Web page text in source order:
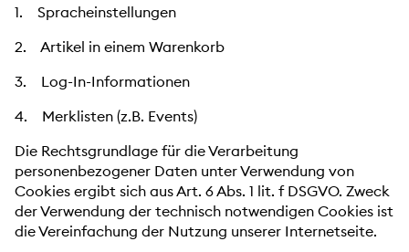
1. Spracheinstellungen
2. Artikel in einem Warenkorb
3. Log-In-Informationen
4. Merklisten (z.B. Events)
Die Rechtsgrundlage für die Verarbeitung
personenbezogener Daten unter Verwendung von
Cookies ergibt sich aus Art. 6 Abs. 1 lit. f DSGVO. Zweck
der Verwendung der technisch notwendigen Cookies ist
die Vereinfachung der Nutzung unserer Internetseite.